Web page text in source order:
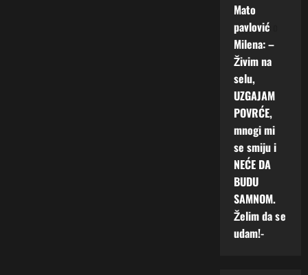
Mato
pavlović
Milena: –
Živim na
selu,
UZGAJAM
POVRĆE,
mnogi mi
se smiju i
NEĆE DA
BUDU
SAMNOM.
Želim da se
udam!-